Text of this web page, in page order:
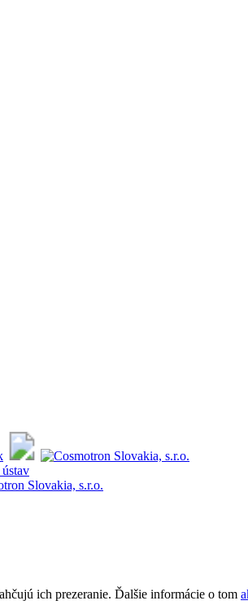
Slovakia, s.r.o.
ich prezeranie. Ďalšie informácie o tom